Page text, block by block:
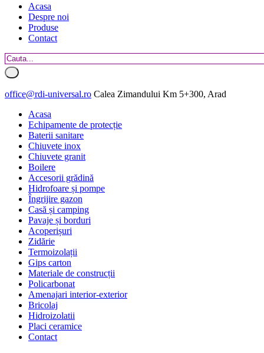
Acasa
Despre noi
Produse
Contact
office@rdi-universal.ro Calea Zimandului Km 5+300, Arad
Acasa
Echipamente de protecție
Baterii sanitare
Chiuvete inox
Chiuvete granit
Boilere
Accesorii grădină
Hidrofoare și pompe
Îngrijire gazon
Casă și camping
Pavaje și borduri
Acoperișuri
Zidărie
Termoizolații
Gips carton
Materiale de construcții
Policarbonat
Amenajari interior-exterior
Bricolaj
Hidroizolatii
Placi ceramice
Contact